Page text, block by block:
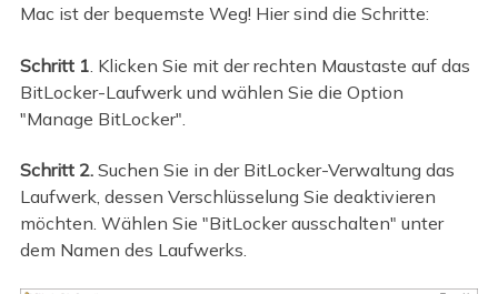
Mac ist der bequemste Weg! Hier sind die Schritte:
Schritt 1 . Klicken Sie mit der rechten Maustaste auf das
BitLocker-Laufwerk und wählen Sie die Option
"Manage BitLocker".
Schritt 2.Suchen Sie in der BitLocker-Verwaltung das
Laufwerk, dessen Verschlüsselung Sie deaktivieren
möchten. Wählen Sie "BitLocker ausschalten" unter
dem Namen des Laufwerks.